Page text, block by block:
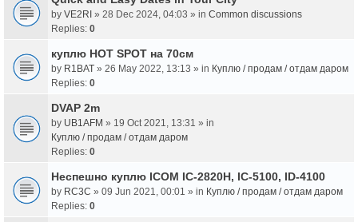
by VE2RI » 28 Dec 2024, 04:03 » in Common discussions
Replies: 0
куплю HOT SPOT на 70см
by R1BAT » 26 May 2022, 13:13 » in Куплю / продам / отдам даром
Replies: 0
DVAP 2m
by UB1AFM » 19 Oct 2021, 13:31 » in
Куплю / продам / отдам даром
Replies: 0
Неспешно куплю ICOM IC-2820H, IC-5100, ID-4100
by RC3C » 09 Jun 2021, 00:01 » in Куплю / продам / отдам даром
Replies: 0